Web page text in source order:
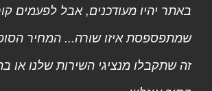
באתר יהיו מעודכנים, אבל לפעמים
שמתפספסת איזו שורה... המחיר
זה שתקבלו מנציגי השירות שלנו או